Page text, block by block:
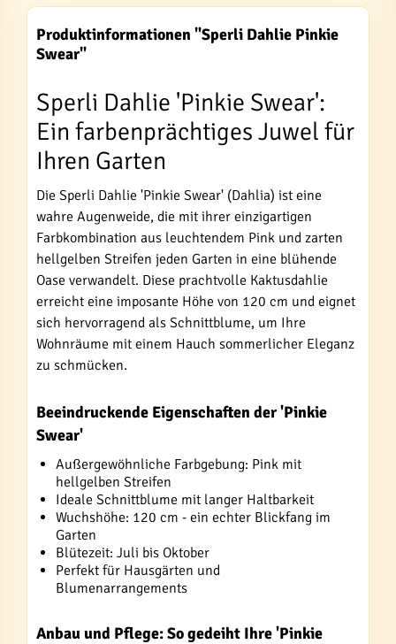
Produktinformationen "Sperli Dahlie Pinkie
Swear"
Sperli Dahlie 'Pinkie Swear':
Ein farbenprächtiges Juwel für
Ihren Garten
Die Sperli Dahlie 'Pinkie Swear' (Dahlia) ist eine
wahre Augenweide, die mit ihrer einzigartigen
Farbkombination aus leuchtendem Pink und zarten
hellgelben Streifen jeden Garten in eine blühende
Oase verwandelt. Diese prachtvolle Kaktusdahlie
erreicht eine imposante Höhe von 120 cm und eignet
sich hervorragend als Schnittblume, um Ihre
Wohnräume mit einem Hauch sommerlicher Eleganz
zu schmücken.
Beeindruckende Eigenschaften der 'Pinkie
Swear'
Außergewöhnliche Farbgebung: Pink mit
hellgelben Streifen
Ideale Schnittblume mit langer Haltbarkeit
Wuchshöhe: 120 cm - ein echter Blickfang im
Garten
Blütezeit: Juli bis Oktober
Perfekt für Hausgärten und
Blumenarrangements
Anbau und Pflege: So gedeiht Ihre 'Pinkie